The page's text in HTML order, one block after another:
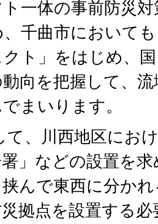
一体の事前防災
千曲市において
ト」をはじめ、
向を把握して、
まいります。
て、川西地区にお
署」などの設置を
んで東西に分か
拠点を設置する